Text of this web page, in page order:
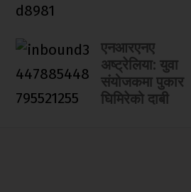
एनआरएनए
अष्ट्रेलिया: युवा
संयोजकमा पुकार
घिमिरेको दाबी